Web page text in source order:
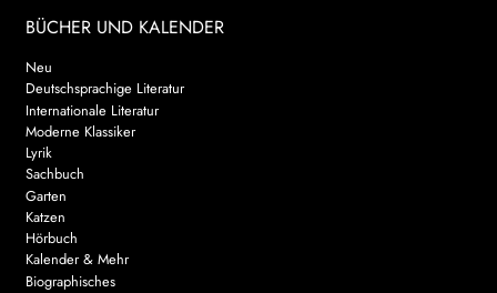
BÜCHER UND KALENDER
Neu
Deutschsprachige Literatur
Internationale Literatur
Moderne Klassiker
Lyrik
Sachbuch
Garten
Katzen
Hörbuch
Kalender & Mehr
Biographisches